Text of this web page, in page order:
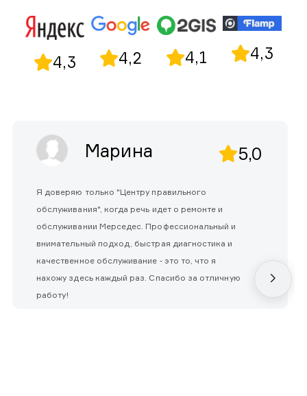
4,3 4,2 4,1 4,3
Марина 5,0
Я доверяю только "Центру правильного
обслуживания", когда речь идет о ремонте и
обслуживании Мерседес. Профессиональный и
внимательный подход, быстрая диагностика и
качественное обслуживание - это то, что я
нахожу здесь каждый раз. Спасибо за отличную
работу!